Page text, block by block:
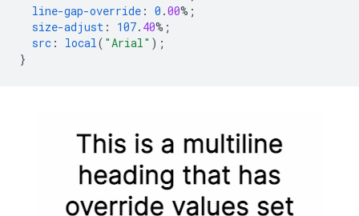
line-gap-override : 0 .00%;
size-adjust : 107. 40%;
src : local( "Arial" );
}